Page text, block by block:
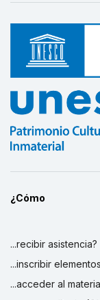
¿Cómo
...recibir asistencia?
...inscribir
...acceder al